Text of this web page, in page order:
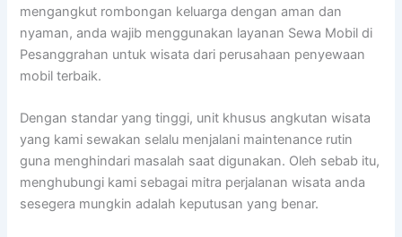
mengangkut rombongan keluarga dengan aman dan
nyaman, anda wajib menggunakan layanan Sewa Mobil di
Pesanggrahan untuk wisata dari perusahaan penyewaan
mobil terbaik.
Dengan standar yang tinggi, unit khusus angkutan wisata
yang kami sewakan selalu menjalani maintenance rutin
guna menghindari masalah saat digunakan. Oleh sebab itu,
menghubungi kami sebagai mitra perjalanan wisata anda
sesegera mungkin adalah keputusan yang benar.